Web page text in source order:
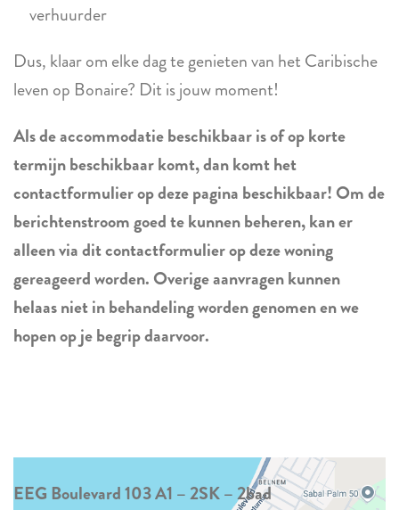
verhuurder
Dus, klaar om elke dag te genieten van het Caribische
leven op Bonaire? Dit is jouw moment!
Als de accommodatie beschikbaar is of op korte
termijn beschikbaar komt, dan komt het
contactformulier op deze pagina beschikbaar! Om de
berichtenstroom goed te kunnen beheren, kan er
alleen via dit contactformulier op deze woning
gereageerd worden. Overige aanvragen kunnen
helaas niet in behandeling worden genomen en we
hopen op je begrip daarvoor.
EEG Boulevard 103 A1 – 2SK – 2bad